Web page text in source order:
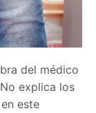
del médico
explica los
este